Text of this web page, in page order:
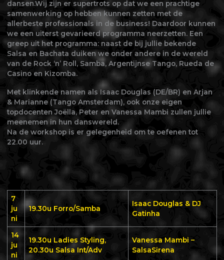
dansen.Wij zijn er supertrots op dat we een prachtige
samenwerking op hebben kunnen zetten met de
allerbeste professionals in de business! Daardoor kunnen
we een uiterst gevarieerd programma neerzetten. Een
greep uit het programma: naast de bij jullie bekende
Salsa en Bachata duiken we onder andere in de wereld
van de Rock ‘n’ Roll, Samba, Argentijnse Tango, Rueda de
Casino en Kizomba.
Met klinkende namen als Isaac Douglas (DE/BR) en Arjan
& Marianne (Tango Amsterdam), ook onze eigen
topdocenten Joëlla, Peter en Vanessa Mambi zullen jullie
meenemen in hun danswereld.
Na de workshop is er gelegenheid om te oefenen tot
22.00 uur.
7
ju
ni
19.30u Forro/Samba
Isaac Douglas & DJ
Gatinha
14
ju
ni
19.30u Ladies Styling,
20.30u Salsa Int/Adv
Vanessa Mambi –
SalsaSirena